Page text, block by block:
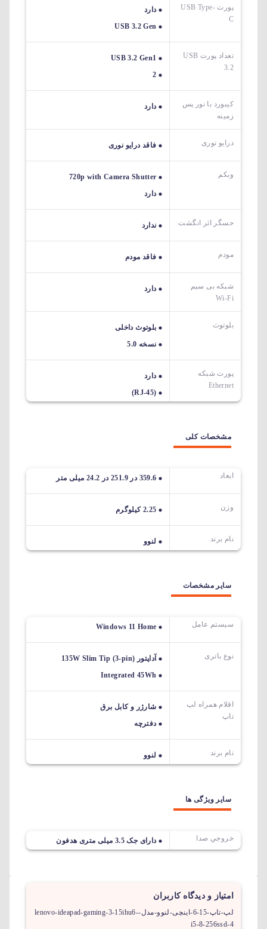
پورت USB Type-
C
دارد
USB 3.2 Gen
تعداد پورت USB
3.2
USB 3.2 Gen1
2
کیبورد با نور پس
زمینه
دارد
درایو نوری فاقد درایو نوری
وبکم
720p with Camera Shutter
دارد
حسگر اثر انگشت ندارد
مودم فاقد مودم
شبکه بی سیم
Wi-Fi
دارد
بلوتوث
بلوتوث داخلی
نسخه 5.0
پورت شبکه
Ethernet
دارد
(RJ-45)
مشخصات کلی
ابعاد 359.6 در 251.9 در 24.2 میلی متر
وزن 2.25 کیلوگرم
نام برند لنوو
سایر مشخصات
سیستم عامل Windows 11 Home
نوع باتری
آداپتور 135W Slim Tip (3-pin)
Integrated 45Wh
اقلام همراه لپ
تاپ
شارژر و کابل برق
دفترچه
نام برند لنوو
سایر ویژگی ها
خروجیِ صدا دارای جک 3.5 میلی متری هدفون
امتیاز و دیدگاه کاربران
لپ-تاپ-15-6-اینچی-لنوو-مدل-lenovo-ideapad-gaming-3-15ihu6-
i5-8-256ssd-4